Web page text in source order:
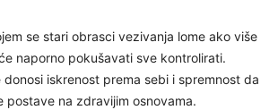
se stari obrasci vezivanja lome ako više
naporno pokušavati sve kontrolirati.
donosi iskrenost prema sebi i spremnost da
postave na zdravijim osnovama.